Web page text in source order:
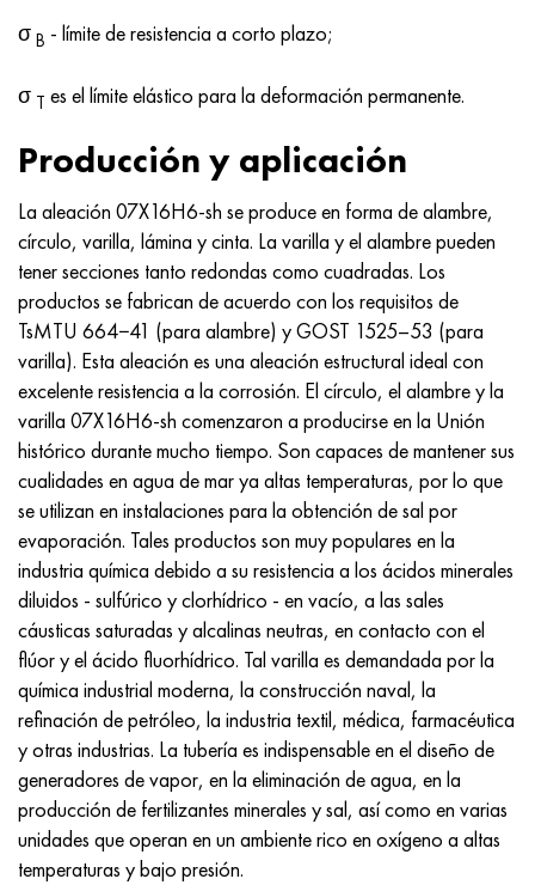
σ B - límite de resistencia a corto plazo;
σ T es el límite elástico para la deformación permanente.
Producción y aplicación
La aleación 07X16H6-sh se produce en forma de alambre,
círculo, varilla, lámina y cinta. La varilla y el alambre pueden
tener secciones tanto redondas como cuadradas. Los
productos se fabrican de acuerdo con los requisitos de
TsMTU 664−41 (para alambre) yGOST 1525–53 (para
varilla). Esta aleación es una aleación estructural ideal con
excelente resistencia a la corrosión. El círculo, el alambre y la
varilla 07X16H6-sh comenzaron a producirse en la Unión
histórico durante mucho tiempo. Son capaces de mantener sus
cualidades en agua de mar ya altas temperaturas, por lo que
se utilizan en instalaciones para la obtención de sal por
evaporación. Tales productos son muy populares en la
industria química debido a su resistencia a los ácidos minerales
diluidos - sulfúrico y clorhídrico - en vacío, a las sales
cáusticas saturadas y alcalinas neutras, en contacto con el
flúor y el ácido fluorhídrico. Tal varilla es demandada por la
química industrial moderna, la construcción naval, la
refinación de petróleo, la industria textil, médica, farmacéutica
y otras industrias. La tubería es indispensable en el diseño de
generadores de vapor, en la eliminación de agua, en la
producción de fertilizantes minerales y sal, así como en varias
unidades que operan en un ambiente rico en oxígeno a altas
temperaturas y bajo presión.
Haynes 230
Hastelloy b2
Hastelloy b3
hastelloy c4
hastelloy c22
Hastelloy C-276
Hastelloy C2000
Hastelloy 3
Hastelloy x
udimet 500
udimet 720
Tubería resistente a la corrosión
95X18
38XA, 37Cr4, AISI 5135
38HN3MFA, 35nicrmov12-5
40G, 40Mn4, AISI 1035
38XM, 42CrMo4, AISI 1.7225
40ХН, 36NiCr6, AISI 3135
40XFA, 1.7223, AISI 4142
45X, 45h, 1.7035
45HN2MFA, k2425, 45hnmf
A40G, 44smn28, 1.0762, 46s20